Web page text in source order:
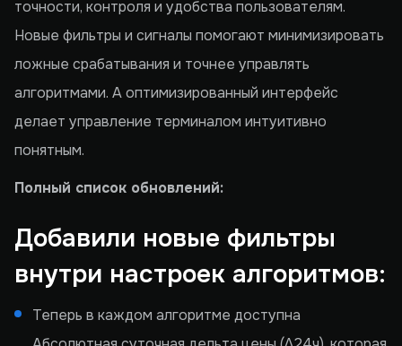
точности, контроля и удобства пользователям.
Новые фильтры и сигналы помогают минимизировать
ложные срабатывания и точнее управлять
алгоритмами. А оптимизированный интерфейс
делает управление терминалом интуитивно
понятным.
Полный список обновлений:
Добавили новые фильтры
внутри настроек алгоритмов:
Теперь в каждом алгоритме доступна